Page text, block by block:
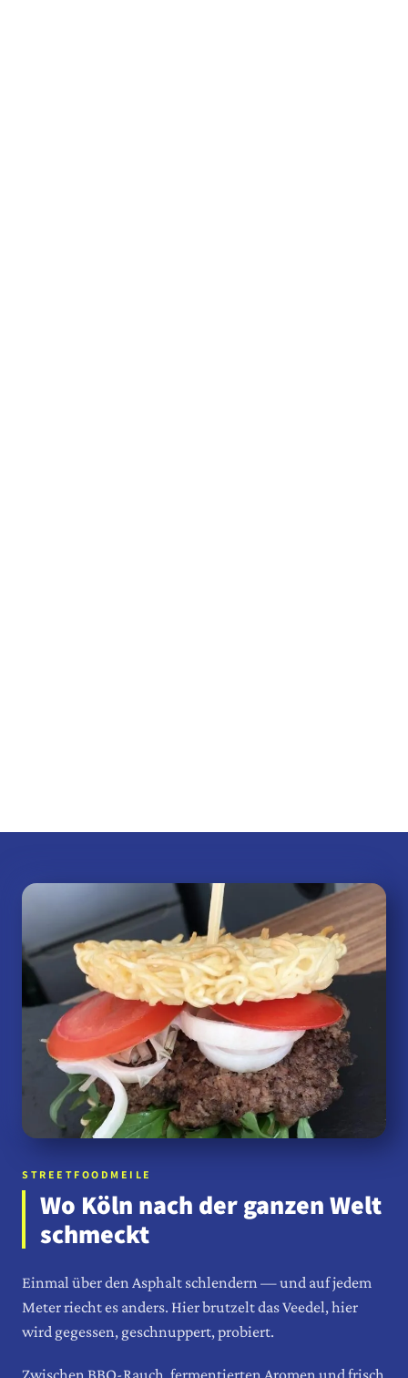
STREETFOODMEILE
Wo Köln nach der ganzen Welt
schmeckt
Einmal über den Asphalt schlendern — und auf jedem
Meter riecht es anders. Hier brutzelt das Veedel, hier
wird gegessen, geschnuppert, probiert.
Zwischen BBQ-Rauch, fermentierten Aromen und frisch